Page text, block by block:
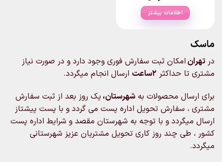
اطلاعات بیشتر
ماسک
در تهران امکان ثبت سفارش فوری وجود دارد و در صورت نیاز
مشتری تا حداکثر 2ساعت
ارسال انجام میگردد.
برای ارسال محصولات به شهرستان، یک روز بعد از ثبت سفارش
مشتری ، سفارش تحویل اداره پست می گردد و با پست پیشتاز
ارسال میگردد و با توجه به شهرستان مقصد و شرایط اداره پست
کشور ، طی چند روز کاری تحویل مشتریان عزیز شهرستانی
میگردد.